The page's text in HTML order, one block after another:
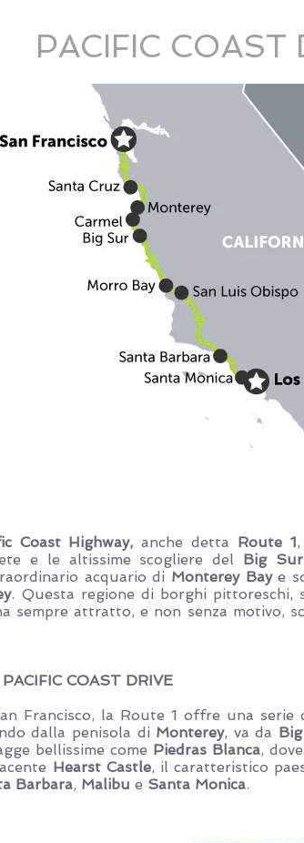
PACIFIC COAST
Coast Highway, anche detta Route 1
e le altissime scogliere del Big Sur
acquario di Monterey Baye
. Questa regione di borghi pittoreschi,
sempre attratto, e non senza motivo,
COAST DRIVE
Francisco, la Route 1 offre una
dalla penisola di Monterey, va da
bellissime come Piedras Blanca,
Hearst Castle, il caratteristico
Barbara, Malibu e Santa Monica.